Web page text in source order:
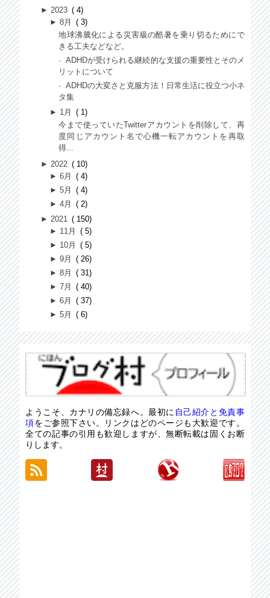
►2023
4
►8月
3
地球沸騰化による災害級の酷暑を乗り切るためにで
きる工夫などなど。
ADHDが受けられる継続的な支援の重要性とそのメ
リットについて
ADHDの大変さと克服方法！日常生活に役立つ小ネ
タ集
► 1月
1
今まで使っていたTwitterアカウントを削除して、再
度同じアカウント名で心機一転アカウントを再取
得...
►2022
10
►6月
4
►5月
4
►4月
2
►2021
150
► 11月
5
► 10月
5
►9月
26
►8月
31
►7月
40
►6月
37
►5月 6
ようこそ、カナリの備忘録へ。最初に 自己紹介と免責事
項をご参照下さい。リンクはどのページも大歓迎です。
全ての記事の引用も歓迎しますが、無断転載は固くお断
りします。